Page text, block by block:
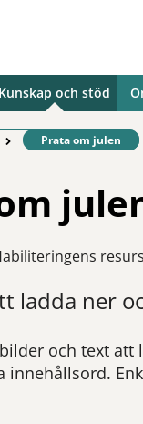
Kunskap och stöd
Befintlig sida:
Prata om julen
ladda ner
och text att
innehållsord.